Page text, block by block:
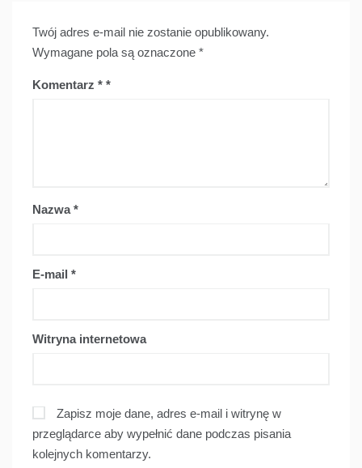
Twój adres e-mail nie zostanie opublikowany.
Wymagane pola są oznaczone *
Komentarz *
Nazwa*
E-mail *
Witryna internetowa
Zapisz moje dane, adres e-mail i witrynę w
przeglądarce aby wypełnić dane podczas pisania
kolejnych komentarzy.